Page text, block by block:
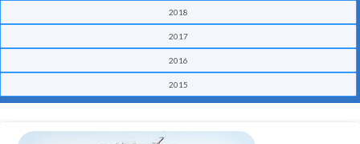
2018
2017
2016
2015